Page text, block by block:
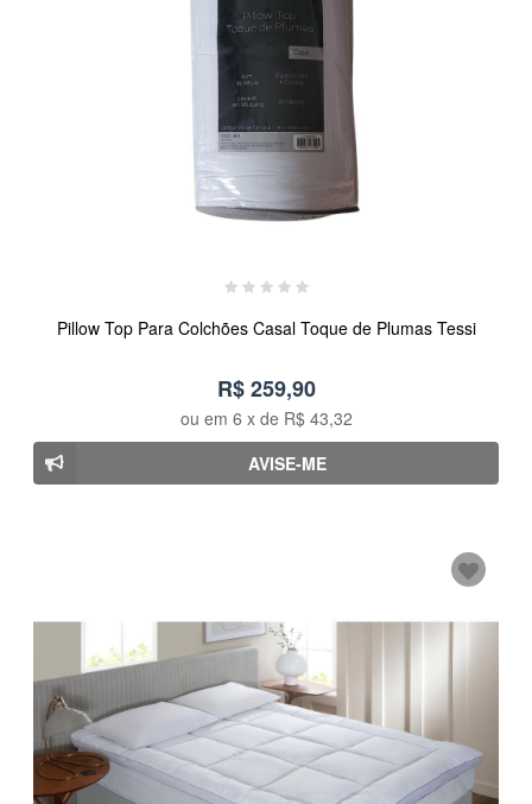
Pillow Top Para Colchões Casal Toque de Plumas Tessi
R$ 259,90
ou em 6 x de R$ 43,32
AVISE-ME